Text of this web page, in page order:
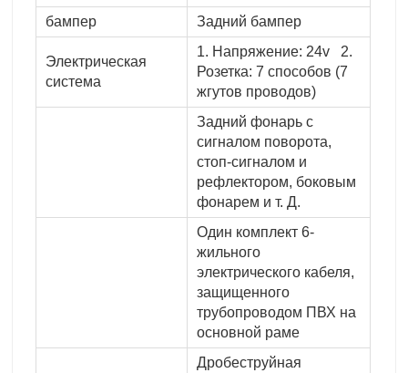
бампер Задний бампер
Электрическая
система
1. Напряжение: 24v 2.
Розетка: 7 способов (7
жгутов проводов)
Задний фонарь с
сигналом поворота,
стоп-сигналом и
рефлектором, боковым
фонарем и т. Д.
Один комплект 6-
жильного
электрического кабеля,
защищенного
трубопроводом ПВХ на
основной раме
Дробеструйная